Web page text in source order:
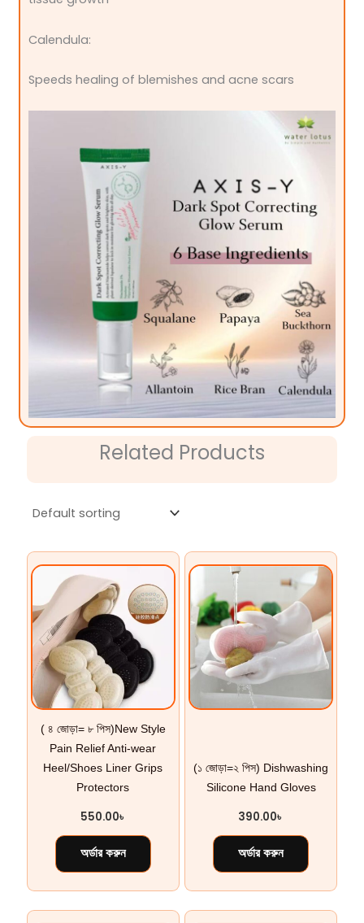
Calendula:
Speeds healing of blemishes and acne scars
Related Products
( ৪ জোড়া= ৮ পিস)New Style
Pain Relief Anti-wear
Heel/Shoes Liner Grips
Protectors
550.00৳
অর্ডার করুন
(১ জোড়া=২ পিস) Dishwashing
Silicone Hand Gloves
390.00৳
অর্ডার করুন